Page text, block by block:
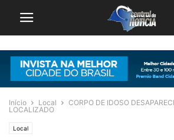
Início Local
CORPO DE IDOSO
LOCALIZADO
Local